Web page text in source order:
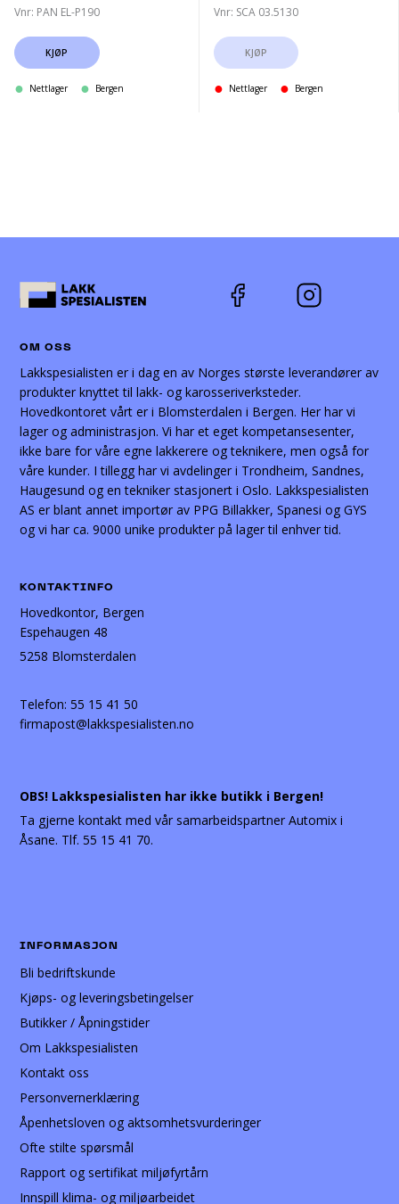
Vnr: PAN EL-P190
KJØP
Nettlager Bergen
Vnr: SCA 03.5130
KJØP
Nettlager Bergen
OM OSS
Lakkspesialisten er i dag en av Norges største leverandører av
produkter knyttet til lakk- og karosseriverksteder.
Hovedkontoret vårt er i Blomsterdalen i Bergen. Her har vi
lager og administrasjon. Vi har et eget kompetansesenter,
ikke bare for våre egne lakkerere og teknikere, men også for
våre kunder. I tillegg har vi avdelinger i Trondheim, Sandnes,
Haugesund og en tekniker stasjonert i Oslo. Lakkspesialisten
AS er blant annet importør av PPG Billakker, Spanesi og GYS
og vi har ca. 9000 unike produkter på lager til enhver tid.
KONTAKTINFO
Hovedkontor, Bergen
Espehaugen 48
5258 Blomsterdalen
Telefon:55 15 41 50
firmapost@lakkspesialisten.no
OBS! Lakkspesialisten har ikke butikk i Bergen!
Ta gjerne kontakt med vår samarbeidspartner Automix i
Åsane. Tlf. 55 15 41 70.
INFORMASJON
Bli bedriftskunde
Kjøps- og leveringsbetingelser
Butikker / Åpningstider
Om Lakkspesialisten
Kontakt oss
Personvernerklæring
Åpenhetsloven og aktsomhetsvurderinger
Ofte stilte spørsmål
Rapport og sertifikat miljøfyrtårn
Innspill klima- og miljøarbeidet